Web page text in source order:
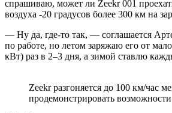
спрашиваю, может ли Zeekr 001
воздуха -20 градусов более 300 км на
— Ну да, где-то так, — соглашается
по работе, но летом заряжаю его от
кВт) раз в 2–3 дня, а зимой ставлю
Zeekr разгоняется до 100 км/час
продемонстрировать возможности